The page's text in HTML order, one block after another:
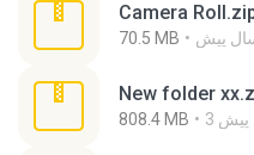
Camera
70.5 MB پیش
New folder
808.4 MB پیش